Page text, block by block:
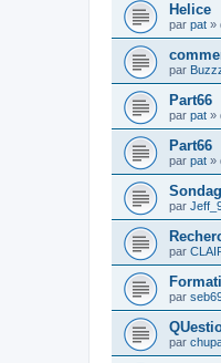
Helice
par pat »
par
Part66
par pat »
Part66
par pat »
par
par
par
par